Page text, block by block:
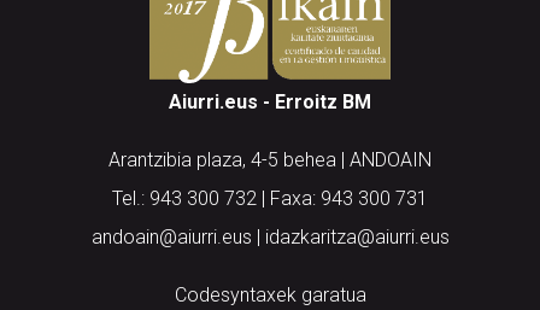
Aiurri.eus - Erroitz BM
Arantzibia plaza, 4-5 behea | ANDOAIN
Tel.: 943 300 732 | Faxa: 943 300 731
andoain@aiurri.eus | idazkaritza@aiurri.eus
Codesyntaxek garatua